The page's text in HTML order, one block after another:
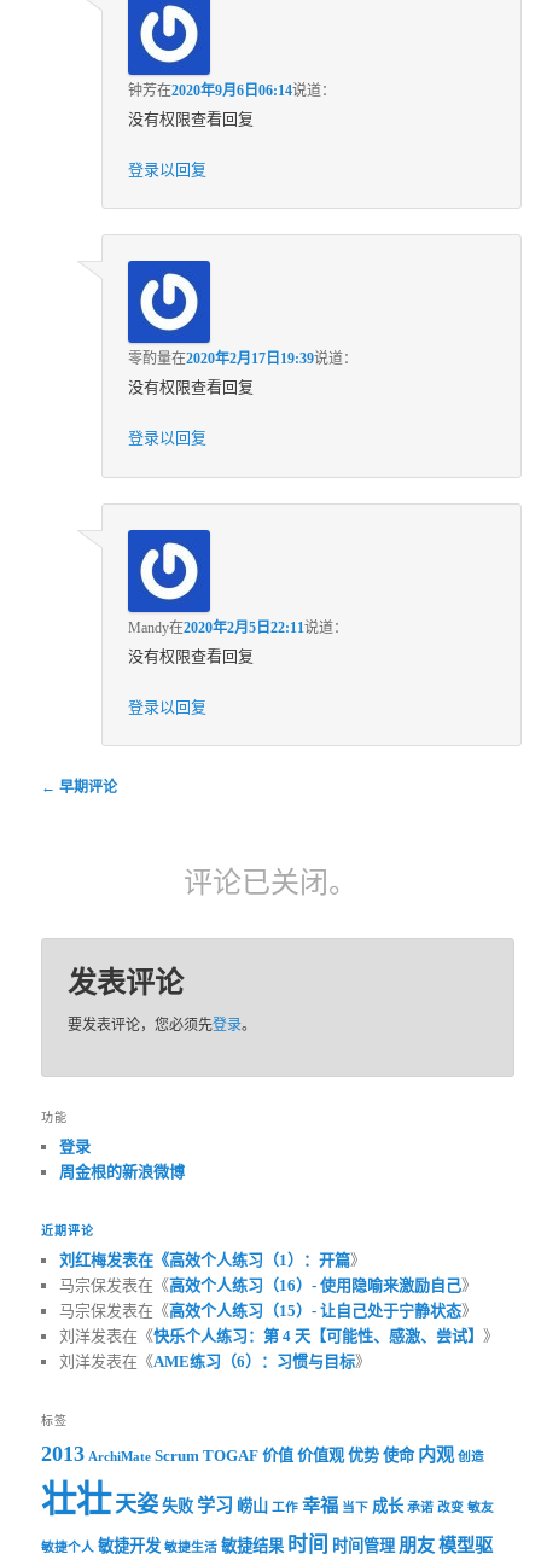
钟芳在2020年9月6日06:14说道：
没有权限查看回复
登录以回复
零酌量在2020年2月17日19:39说道：
没有权限查看回复
登录以回复
Mandy在2020年2月5日22:11说道：
没有权限查看回复
登录以回复
评论导航
← 早期评论
评论已关闭。
发表评论
要发表评论，您必须先登录。
功能
登录
周金根的新浪微博
近期评论
刘红梅发表在《高效个人练习（1）：开篇》
马宗保发表在《高效个人练习（16）- 使用隐喻来激励自己》
马宗保发表在《高效个人练习（15）- 让自己处于宁静状态》
刘洋发表在《快乐个人练习：第 4 天【可能性、感激、尝试】 》
刘洋发表在《AME练习（6）：习惯与目标》
标签
2013 ArchiMate Scrum TOGAF 价值 价值观 优势 使命 内观 创造
壮壮天姿 失败 学习 崂山 工作 幸福 当下 成长 承诺 改变 敏友
敏捷个人 敏捷开发 敏捷生活 敏捷结果 时间 时间管理 朋友模型驱